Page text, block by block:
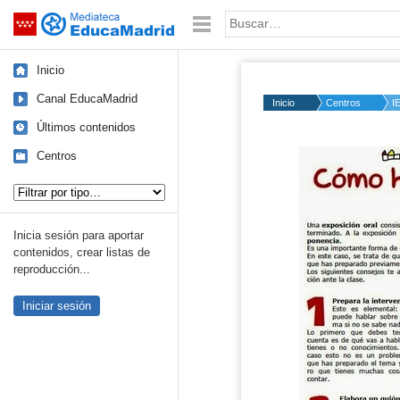
Saltar navegación Palabra o frase:
Inicio
Canal EducaMadrid
Últimos contenidos
Centros
Inicia sesión para aportar
contenidos, crear listas de
reproducción...
Iniciar sesión
Inicio Centros